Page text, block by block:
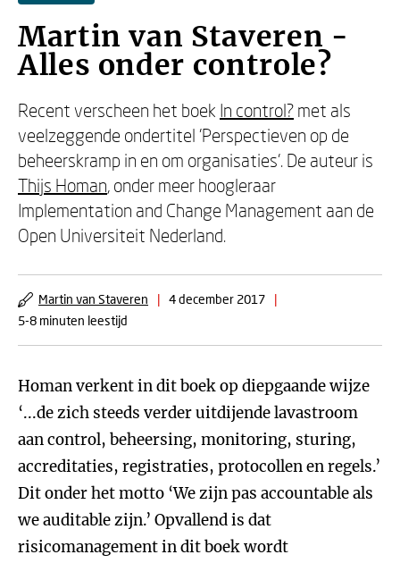
Martin van Staveren -
Alles onder controle?
Recent verscheen het boek In control? met als
veelzeggende ondertitel 'Perspectieven op de
beheerskramp in en om organisaties'. De auteur is
Thijs Homan, onder meer hoogleraar
Implementation and Change Management aan de
Open Universiteit Nederland.
Martin van Staveren | 4 december 2017
|
5-8 minuten leestijd
Homan verkent in dit boek op diepgaande wijze
‘...de zich steeds verder uitdijende lavastroom
aan control, beheersing, monitoring, sturing,
accreditaties, registraties, protocollen en regels.’
Dit onder het motto ‘We zijn pas accountable als
we auditable zijn.’ Opvallend is dat
risicomanagement in dit boek wordt